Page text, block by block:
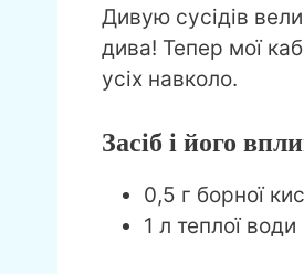
Дивую сусідів
дива! Тепер мої
усіх навколо.
Засіб і його
0,5 г борної
1 л теплої води